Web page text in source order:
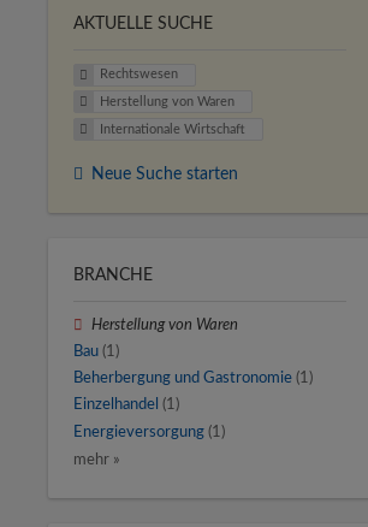
AKTUELLE SUCHE
Rechtswesen
Herstellung von Waren
Internationale Wirtschaft
Neue Suche starten
BRANCHE
Herstellung von Waren
Bau (1)
Beherbergung und Gastronomie (1)
Einzelhandel (1)
Energieversorgung (1)
mehr »